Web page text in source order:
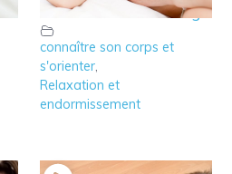
bébé avec le massage
connaître son corps et
s'orienter,
Relaxation et
endormissement